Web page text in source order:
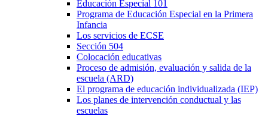
Educación Especial 101
Programa de Educación Especial en la Primera
Infancia
Los servicios de ECSE
Sección 504
Colocación educativas
Proceso de admisión, evaluación y salida de la
escuela (ARD)
El programa de educación individualizada (IEP)
Los planes de intervención conductual y las
escuelas